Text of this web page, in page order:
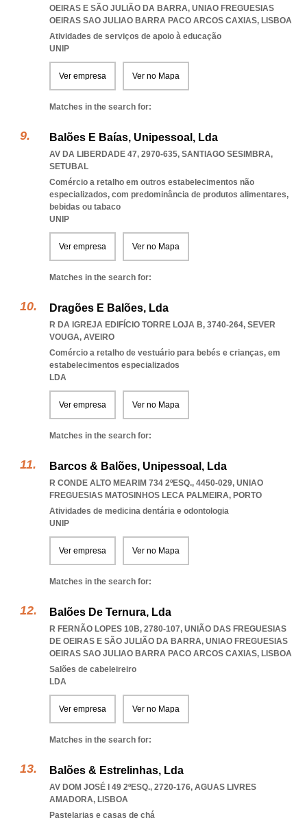
OEIRAS E SÃO JULIÃO DA BARRA, UNIAO FREGUESIAS
OEIRAS SAO JULIAO BARRA PACO ARCOS CAXIAS, LISBOA
Atividades de serviços de apoio à educação
UNIP
Ver empresa Ver no Mapa
Matches in the search for:
Balões E Baías, Unipessoal, Lda
AV DA LIBERDADE 47, 2970-635, SANTIAGO SESIMBRA,
SETUBAL
Comércio a retalho em outros estabelecimentos não
especializados, com predominância de produtos alimentares,
bebidas ou tabaco
UNIP
Ver empresa Ver no Mapa
Matches in the search for:
Dragões E Balões, Lda
R DA IGREJA EDIFÍCIO TORRE LOJA B, 3740-264, SEVER
VOUGA, AVEIRO
Comércio a retalho de vestuário para bebés e crianças, em
estabelecimentos especializados
LDA
Ver empresa Ver no Mapa
Matches in the search for:
Barcos & Balões, Unipessoal, Lda
R CONDE ALTO MEARIM 734 2ºESQ., 4450-029, UNIAO
FREGUESIAS MATOSINHOS LECA PALMEIRA, PORTO
Atividades de medicina dentária e odontologia
UNIP
Ver empresa Ver no Mapa
Matches in the search for:
Balões De Ternura, Lda
R FERNÃO LOPES 10B, 2780-107, UNIÃO DAS FREGUESIAS
DE OEIRAS E SÃO JULIÃO DA BARRA, UNIAO FREGUESIAS
OEIRAS SAO JULIAO BARRA PACO ARCOS CAXIAS, LISBOA
Salões de cabeleireiro
LDA
Ver empresa Ver no Mapa
Matches in the search for:
Balões & Estrelinhas, Lda
AV DOM JOSÉ I 49 2ºESQ., 2720-176, AGUAS LIVRES
AMADORA, LISBOA
Pastelarias e casas de chá